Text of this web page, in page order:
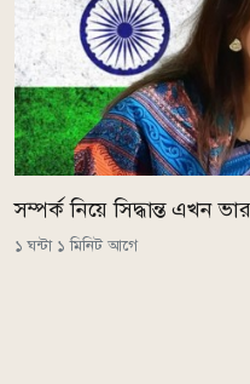
সম্পর্ক নিয়ে সিদ্ধান্ত এখন
১ ঘন্টা ১ মিনিট আগে